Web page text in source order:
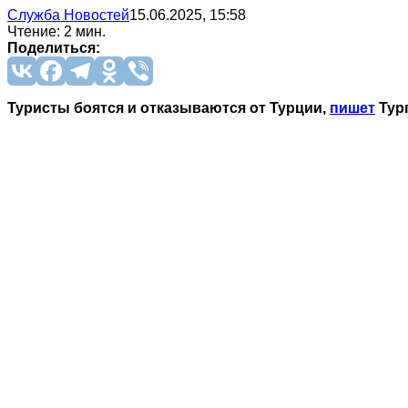
Служба Новостей15.06.2025, 15:58
Чтение: 2 мин.
Поделиться:
Туристы боятся и отказываются от Турции, пишет